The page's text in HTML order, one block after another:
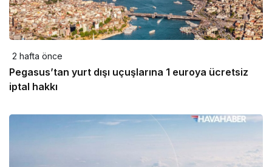
2 hafta önce
Pegasus’tan yurt dışı uçuşlarına 1 euroya ücretsiz
iptal hakkı